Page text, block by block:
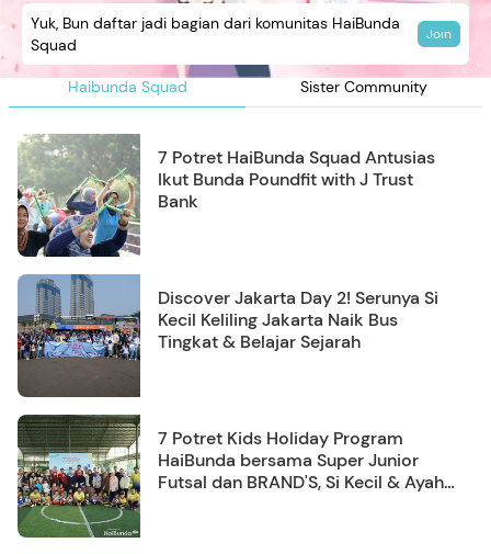
Haibunda Squad Sister Community
Yuk, Bun daftar jadi bagian dari komunitas HaiBunda
Squad
Join
7 Potret HaiBunda Squad Antusias
Ikut Bunda Poundfit with J Trust
Bank
Discover Jakarta Day 2! Serunya Si
Kecil Keliling Jakarta Naik Bus
Tingkat & Belajar Sejarah
7 Potret Kids Holiday Program
HaiBunda bersama Super Junior
Futsal dan BRAND'S, Si Kecil & Ayah